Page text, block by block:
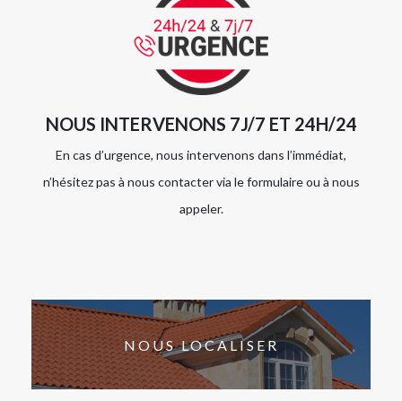
NOUS INTERVENONS 7J/7 ET 24H/24
En cas d’urgence, nous intervenons dans l’immédiat,
n’hésitez pas à nous contacter via le formulaire ou à nous
appeler.
NOUS LOCALISER